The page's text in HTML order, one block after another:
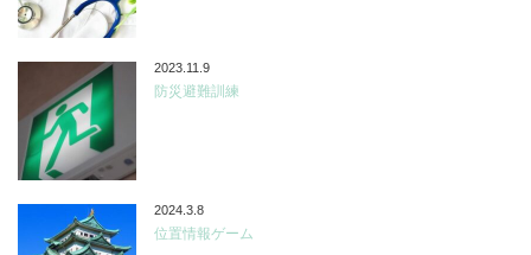
2023.11.9
防災避難訓練
2024.3.8
位置情報ゲーム